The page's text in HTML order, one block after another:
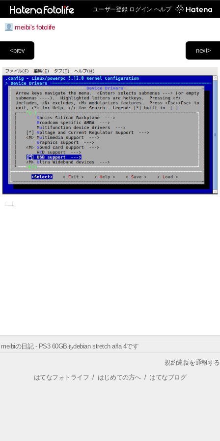
ユーザー登録 ログイン ヘルプ
meibi's fotolife
next>
<prev
meibiの日記 - PS3 60GBもdebian stretch alfa 4です
規約違反を通報する
はてなフォトライフ / はじめての方へ/ はてなブログ